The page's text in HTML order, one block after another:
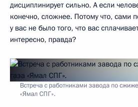
дисциплинирует сильно. А если
конечно, сложнее. Потому что, сами
у вас не было того, что вас
интересно, правда?
Встреча с работниками завода по
«Ямал СПГ».